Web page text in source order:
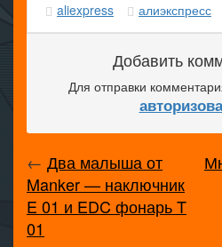
aliexpress алиэкспресс
Добавить
Для отправки
← Два малыша от
Manker — наключник
E 01 и EDC фонарь T
01